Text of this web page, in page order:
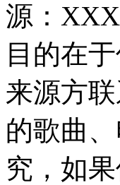
源：
目的在
来源方
的歌曲
究，如